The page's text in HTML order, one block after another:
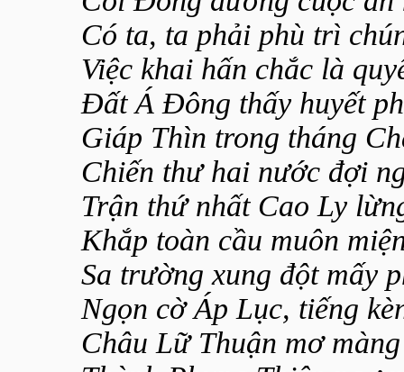
Có ta, ta phải phù trì
Việc khai hấn chắc là
Đất Á Đông thấy huyết
Giáp Thìn trong tháng
Chiến thư hai nước đợi
Trận thứ nhất Cao Ly
Khắp toàn cầu muôn
Sa trường xung đột mấy
Ngọn cờ Áp Lục, tiếng
Châu Lữ Thuận mơ